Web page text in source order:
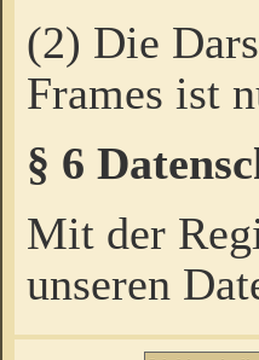
(2) Die
Frames ist
§ 6
Mit der
unseren